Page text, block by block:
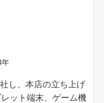
年
し、本店の立ち上げ
ット端末、ゲーム機